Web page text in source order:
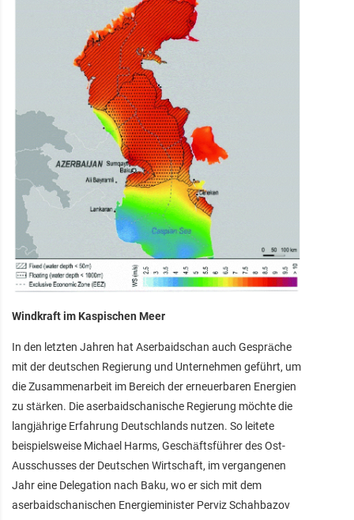
Windkraft im Kaspischen Meer
In den letzten Jahren hat Aserbaidschan auch Gespräche
mit der deutschen Regierung und Unternehmen geführt, um
die Zusammenarbeit im Bereich der erneuerbaren Energien
zu stärken. Die aserbaidschanische Regierung möchte die
langjährige Erfahrung Deutschlands nutzen. So leitete
beispielsweise Michael Harms, Geschäftsführer des Ost-
Ausschusses der Deutschen Wirtschaft, im vergangenen
Jahr eine Delegation nach Baku, wo er sich mit dem
aserbaidschanischen Energieminister Perviz Schahbazov